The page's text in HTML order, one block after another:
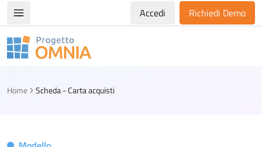
Apri/chiudi menù di navigazioneAccedi Richiedi Demo
Progetto Omnia
Home Scheda - Carta acquisti